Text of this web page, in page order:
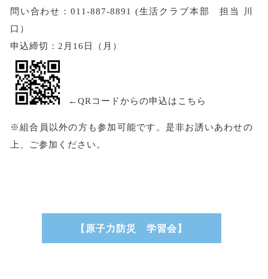
問い合わせ：011-887-8891 (生活クラブ本部 担当 川
口）
申込締切：2月16日（月）
←QRコードからの申込はこちら
※組合員以外の方も参加可能です。是非お誘いあわせの
上、ご参加ください。
【原子力防災 学習会】